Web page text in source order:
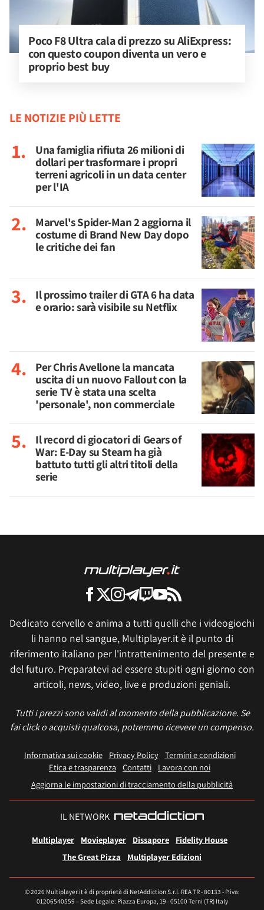
Poco F8 Ultra cala di prezzo su AliExpress:
con questo coupon diventa un vero e
proprio best buy
LE NOTIZIE PIÙ LETTE
Una famiglia rifiuta 26 milioni di
dollari per trasformare i propri
terreni agricoli in un data center
per l'IA
Marvel's Spider-Man 2 aggiorna il
costume di Brand New Day dopo
le critiche dei fan
Il prossimo trailer di GTA 6 ha data
e orario: sarà visibile su Netflix
Per Chris Avellone la mancata
uscita di un nuovo Fallout con la
serie TV è stata una scelta
'personale', non commerciale
Il record di giocatori di Gears of
War: E-Day su Steam ha già
battuto tutti gli altri titoli della
serie
Dedicato cervello e anima a tutti quelli che i videogiochi
li hanno nel sangue, Multiplayer.it è il punto di
riferimento italiano per l'intrattenimento del presente e
del futuro. Preparatevi ad essere stupiti ogni giorno con
articoli, news, video, live e produzioni geniali.
Tutti i prezzi sono validi al momento della pubblicazione. Se
fai click o acquisti qualcosa, potremmo ricevere un compenso.
Informativa sui cookie Privacy Policy
Termini e condizioni
Etica e trasparenza Contatti
Lavora con noi
Aggiorna le impostazioni di tracciamento della pubblicità
IL NETWORK
Multiplayer Movieplayer Dissapore
Fidelity House
The Great Pizza
Multiplayer Edizioni
© 2026 Multiplayer.it è di proprietà di NetAddiction S.r.l. REA TR - 80133 - P.iva:
01206540559 – Sede Legale: Piazza Europa, 19 - 05100 Terni (TR) Italy